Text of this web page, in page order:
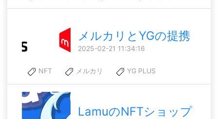
メルカリとYGの提携
2025-02-21 11:34:16
NFT メルカリ YG PLUS
LamuのNFTショップ